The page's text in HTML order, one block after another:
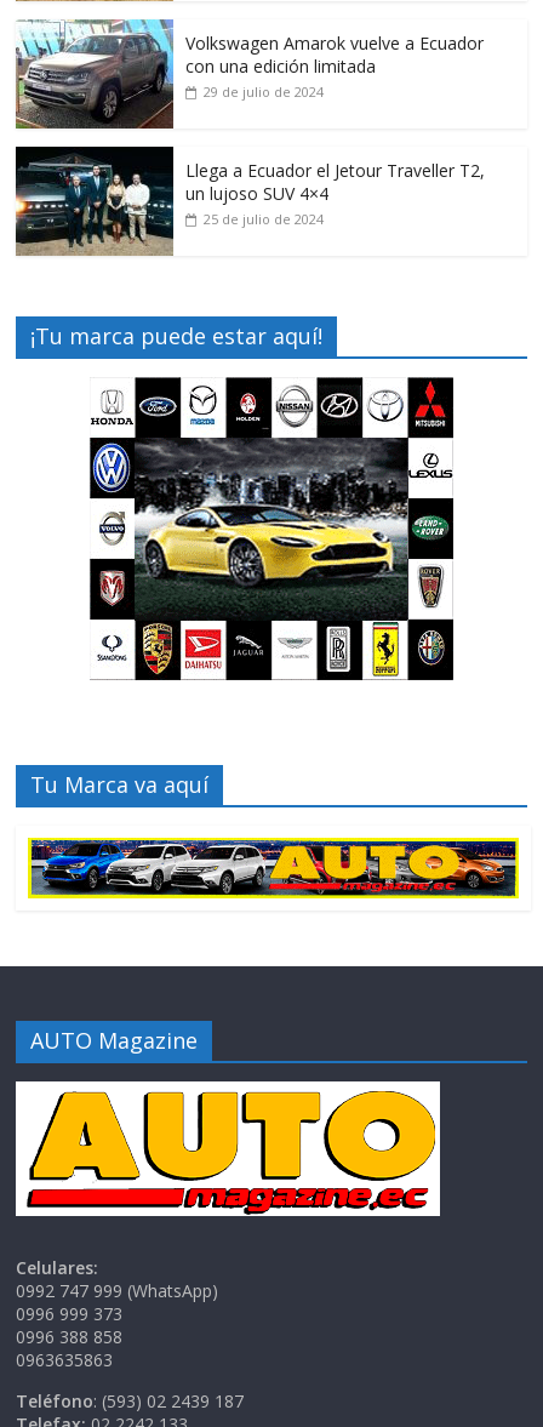
Volkswagen Amarok vuelve a Ecuador
con una edición limitada
29 de julio de 2024
Llega a Ecuador el Jetour Traveller T2,
un lujoso SUV 4×4
25 de julio de 2024
¡Tu marca puede estar aquí!
Tu Marca va aquí
AUTO Magazine
Celulares:
0992 747 999 (WhatsApp)
0996 999 373
0996 388 858
0963635863
Teléfono: (593) 02 2439 187